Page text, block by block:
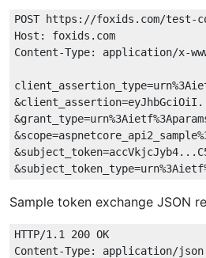
POST https://foxids.com/test-
Host: foxids.com
Content-Type: application/x-
Sample token exchange JSON
HTTP/1.1 200 OK
Content-Type: application/json